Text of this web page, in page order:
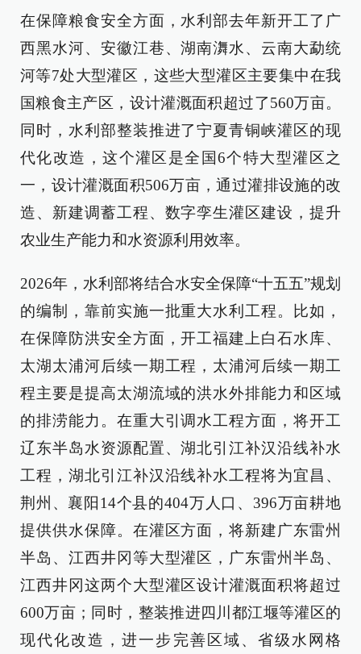
在保障粮食安全方面，水利部去年新开工了广
西黑水河、安徽江巷、湖南㵲水、云南大勐统
河等7处大型灌区，这些大型灌区主要集中在我
国粮食主产区，设计灌溉面积超过了560万亩。
同时，水利部整装推进了宁夏青铜峡灌区的现
代化改造，这个灌区是全国6个特大型灌区之
一，设计灌溉面积506万亩，通过灌排设施的改
造、新建调蓄工程、数字孪生灌区建设，提升
农业生产能力和水资源利用效率。
2026年，水利部将结合水安全保障“十五五”规划
的编制，靠前实施一批重大水利工程。比如，
在保障防洪安全方面，开工福建上白石水库、
太湖太浦河后续一期工程，太浦河后续一期工
程主要是提高太湖流域的洪水外排能力和区域
的排涝能力。在重大引调水工程方面，将开工
辽东半岛水资源配置、湖北引江补汉沿线补水
工程，湖北引江补汉沿线补水工程将为宜昌、
荆州、襄阳14个县的404万人口、396万亩耕地
提供供水保障。在灌区方面，将新建广东雷州
半岛、江西井冈等大型灌区，广东雷州半岛、
江西井冈这两个大型灌区设计灌溉面积将超过
600万亩；同时，整装推进四川都江堰等灌区的
现代化改造，进一步完善区域、省级水网格